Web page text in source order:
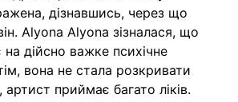
дізнавшись, через що
Alyona Alyona зізналася, що
дійсно важке психічне
вона не стала розкривати
приймає багато ліків.